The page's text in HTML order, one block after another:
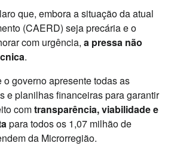
que, embora a situação da atual
(CAERD) seja precária e o
com urgência, a pressa não
.
governo apresente todas as
e planilhas financeiras para garantir
comtransparência, viabilidade e
para todos os 1,07 milhão de
da Microrregião.